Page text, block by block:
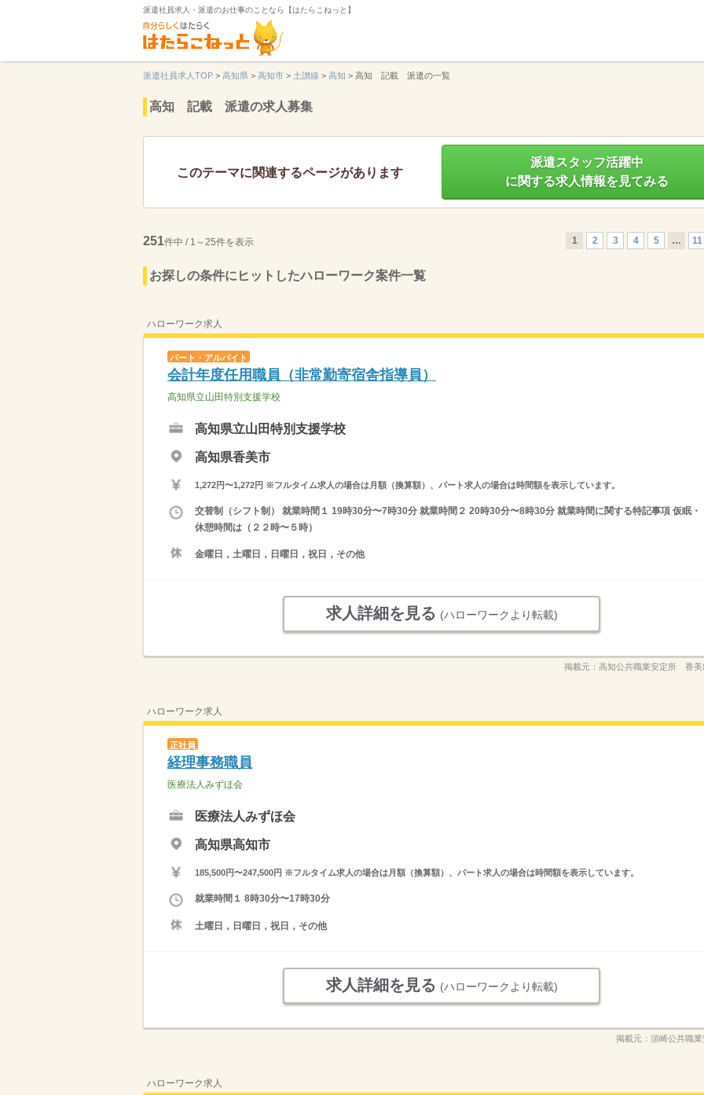
派遣社員求人・派遣のお仕事のことなら【はたらこねっと】
派遣社員求人TOP > 高知県 > 高知市 > 土讃線 > 高知 > 高知 記載 派遣の一覧
高知 記載 派遣の求人募集
このテーマに関連するページがあります
派遣スタッフ活躍中
に関する求人情報を見てみる
251件中 / 1～25件を表示 1 2 3 4 5 … 11
お探しの条件にヒットしたハローワーク案件一覧
ハローワーク求人
パート・アルバイト
会計年度任用職員（非常勤寄宿舎指導員）
高知県立山田特別支援学校
高知県立山田特別支援学校
高知県香美市
1,272円〜1,272円 ※フルタイム求人の場合は月額（換算額）、パート求人の場合は時間額を表示しています。
交替制（シフト制） 就業時間１ 19時30分〜7時30分 就業時間２ 20時30分〜8時30分 就業時間に関する特記事項 仮眠・
休憩時間は（２２時〜５時）
金曜日，土曜日，日曜日，祝日，その他
求人詳細を見る (ハローワークより転載)
掲載元： 高知公共職業安定所 香美
ハローワーク求人
正社員
経理事務職員
医療法人みずほ会
医療法人みずほ会
高知県高知市
185,500円〜247,500円 ※フルタイム求人の場合は月額（換算額）、パート求人の場合は時間額を表示しています。
就業時間１ 8時30分〜17時30分
土曜日，日曜日，祝日，その他
求人詳細を見る (ハローワークより転載)
掲載元： 須崎公共職
ハローワーク求人